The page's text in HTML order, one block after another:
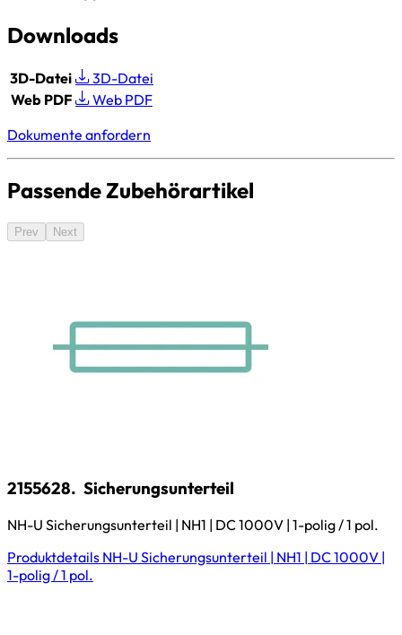
Downloads
3D-Datei
3D-Datei
Web PDF
Web PDF
Dokumente anfordern
Passende Zubehörartikel
Prev Next
2155628. Sicherungsunterteil
NH-U Sicherungsunterteil | NH1 | DC 1000V | 1-polig / 1 pol.
Produktdetails NH-U Sicherungsunterteil | NH1 | DC 1000V |
1-polig / 1 pol.